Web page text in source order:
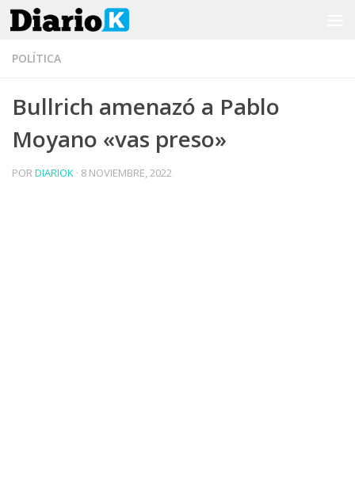
Saltar al contenido
POLÍTICA
Bullrich amenazó a Pablo
Moyano «vas preso»
PORDIARIOK · 8 NOVIEMBRE, 2022